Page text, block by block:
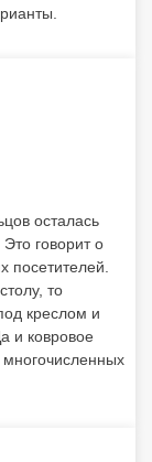
осталась
говорит о
то
креслом и
и ковровое